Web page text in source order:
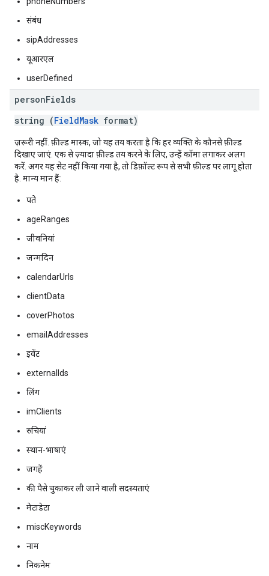
संबंध
sipAddresses
यूआरएल
userDefined
personFields
string (FieldMask format)
ज़रूरी नहीं. फ़ील्ड मास्क, जो यह तय करता है कि हर व्यक्ति के कौनसे फ़ील्ड
दिखाए जाएं. एक से ज़्यादा फ़ील्ड तय करने के लिए, उन्हें कॉमा लगाकर अलग
करें. अगर यह सेट नहीं किया गया है, तो डिफ़ॉल्ट रूप से सभी फ़ील्ड पर लागू होता
है. मान्य मान हैं:
पते
ageRanges
जीवनियां
जन्मदिन
calendarUrls
clientData
coverPhotos
emailAddresses
इवेंट
externalIds
लिंग
imClients
रुचियां
स्थान-भाषाएं
जगहें
की पैसे चुकाकर ली जाने वाली सदस्यताएं
मेटाडेटा
miscKeywords
नाम
निकनेम